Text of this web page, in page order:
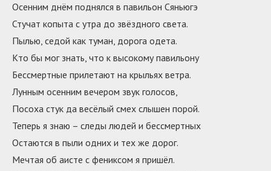
Осенним днём поднялся в павильон Сяньюгэ
Стучат копыта с утра до звёздного света.
Пылью, седой как туман, дорога одета.
Кто бы мог знать, что к высокому павильону
Бессмертные прилетают на крыльях ветра.
Лунным осенним вечером звук голосов,
Посоха стук да весёлый смех слышен порой.
Теперь я знаю – следы людей и бессмертных
Остаются в пыли одних и тех же дорог.
Мечтая об аисте с фениксом я пришёл.